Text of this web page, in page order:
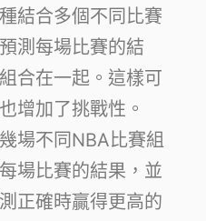
結合多個不同比賽
測每場比賽的結
合在一起。這樣可
增加了挑戰性。
場不同NBA比賽組
場比賽的結果，並
正確時贏得更高的